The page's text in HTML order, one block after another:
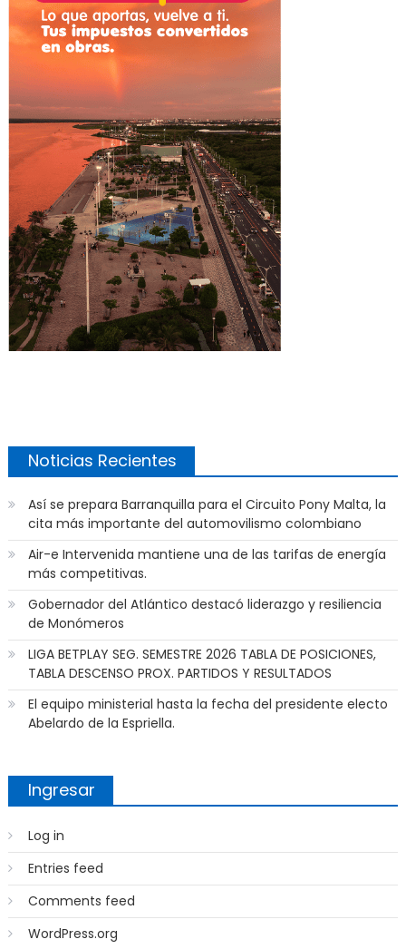
Noticias Recientes
Así se prepara Barranquilla para el Circuito Pony Malta, la
cita más importante del automovilismo colombiano
Air-e Intervenida mantiene una de las tarifas de energía
más competitivas.
Gobernador del Atlántico destacó liderazgo y resiliencia
de Monómeros
LIGA BETPLAY SEG. SEMESTRE 2026 TABLA DE POSICIONES,
TABLA DESCENSO PROX. PARTIDOS Y RESULTADOS
El equipo ministerial hasta la fecha del presidente electo
Abelardo de la Espriella.
Ingresar
Log in
Entries feed
Comments feed
WordPress.org